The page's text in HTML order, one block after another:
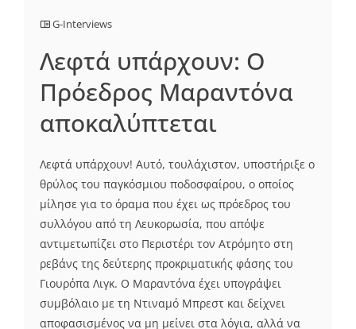
G-Interviews
Λεφτά υπάρχουν: Ο
Πρόεδρος Μαραντόνα
αποκαλύπτεται
Λεφτά υπάρχουν! Αυτό, τουλάχιστον, υποστήριξε ο
θρύλος του παγκόσμιου ποδοσφαίρου, ο οποίος
μίλησε για το όραμα που έχει ως πρόεδρος του
συλλόγου από τη Λευκορωσία, που απόψε
αντιμετωπίζει στο Περιστέρι τον Ατρόμητο στη
ρεβάνς της δεύτερης προκριματικής φάσης του
Γιουρόπα Λιγκ. Ο Μαραντόνα έχει υπογράψει
συμβόλαιο με τη Ντιναμό Μπρεστ και δείχνει
αποφασισμένος να μη μείνει στα λόγια, αλλά να